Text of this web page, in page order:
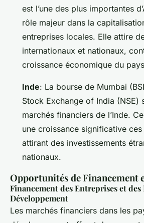
est l’une des plus importantes
rôle majeur dans la
entreprises locales. Elle attire
internationaux et nationaux,
croissance économique du
Inde: La bourse de Mumbai
Stock Exchange of India (NSE)
marchés financiers de l’Inde.
une croissance significative
attirant des investissements
nationaux.
Opportunités de Financement
Financement des Entreprises et des
Développement
Les marchés financiers dans les